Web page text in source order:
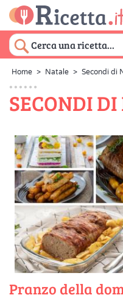
Home > Natale > Secondi di
SECONDI
Pranzo della